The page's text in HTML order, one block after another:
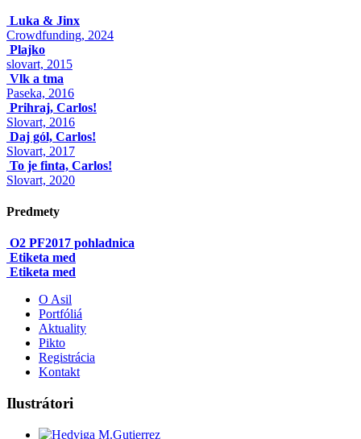
Luka & Jinx
Crowdfunding, 2024
Plajko
slovart, 2015
Vlk a tma
Paseka, 2016
Prihraj, Carlos!
Slovart, 2016
Daj gól, Carlos!
Slovart, 2017
To je finta, Carlos!
Slovart, 2020
Predmety
O2 PF2017 pohladnica
Etiketa med
Etiketa med
O Asil
Portfóliá
Aktuality
Pikto
Registrácia
Kontakt
Ilustrátori